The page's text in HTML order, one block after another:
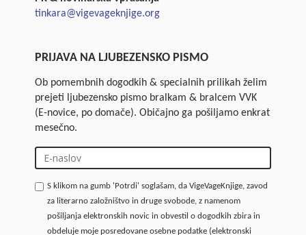
tinkara@vigevageknjige.org
PRIJAVA NA LJUBEZENSKO PISMO
Ob pomembnih dogodkih & specialnih prilikah želim
prejeti ljubezensko pismo bralkam & bralcem VVK
(E-novice, po domače). Običajno ga pošiljamo enkrat
mesečno.
S klikom na gumb 'Potrdi' soglašam, da VigeVageKnjige, zavod
za literarno založništvo in druge svobode, z namenom
pošiljanja elektronskih novic in obvestil o dogodkih zbira in
obdeluje moje posredovane osebne podatke (elektronski